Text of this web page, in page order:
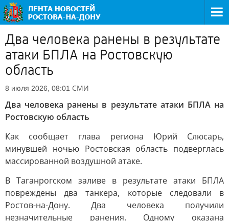
Два человека ранены в результате
атаки БПЛА на Ростовскую
область
8 июля 2026, 08:01 СМИ
Два человека ранены в результате атаки БПЛА на
Ростовскую область
Как сообщает глава региона Юрий Слюсарь,
минувшей ночью Ростовская область подверглась
массированной воздушной атаке.
В Таганрогском заливе в результате атаки БПЛА
повреждены два танкера, которые следовали в
Ростов-на-Дону. Два человека получили
незначительные ранения. Одному оказана